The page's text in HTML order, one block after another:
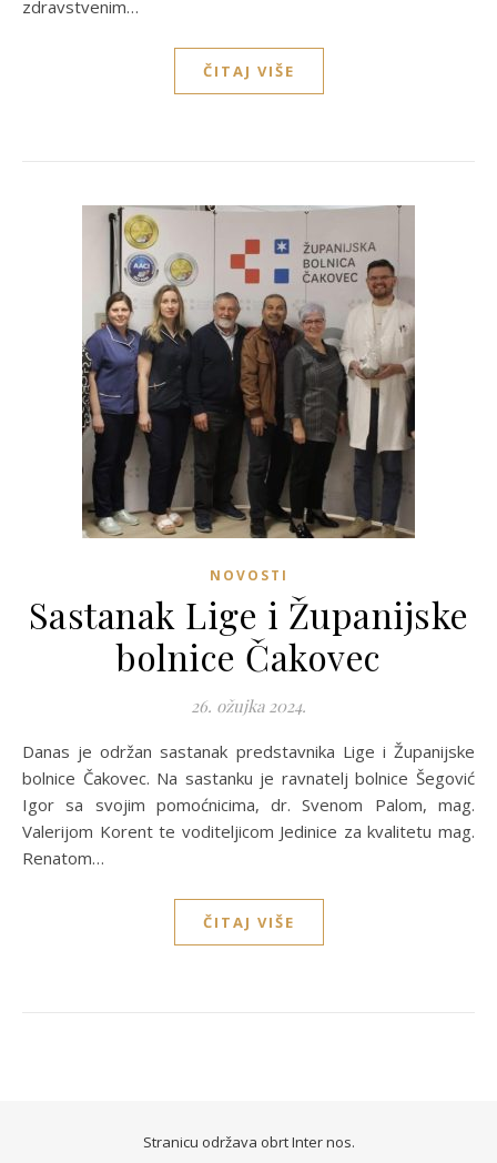
zdravstvenim…
ČITAJ VIŠE
NOVOSTI
Sastanak Lige i Županijske
bolnice Čakovec
26. ožujka 2024.
Danas je održan sastanak predstavnika Lige i Županijske
bolnice Čakovec. Na sastanku je ravnatelj bolnice Šegović
Igor sa svojim pomoćnicima, dr. Svenom Palom, mag.
Valerijom Korent te voditeljicom Jedinice za kvalitetu mag.
Renatom…
ČITAJ VIŠE
Stranicu održava obrt Inter nos.